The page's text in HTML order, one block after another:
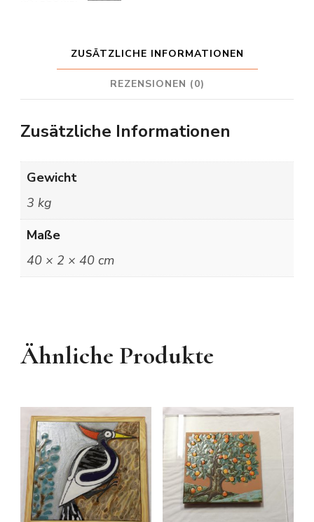
ZUSÄTZLICHE INFORMATIONEN
REZENSIONEN (0)
Zusätzliche Informationen
Gewicht
3 kg
Maße
40 × 2 × 40 cm
Ähnliche Produkte